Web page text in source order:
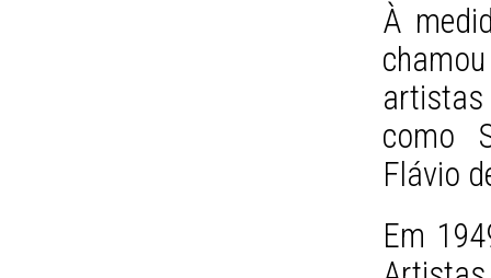
À
artistas
como
Flávio
Em